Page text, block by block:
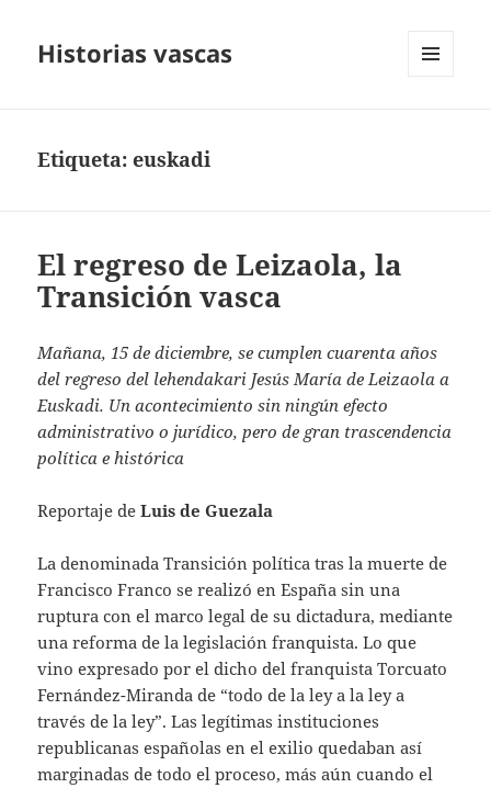
Historias vascas
Etiqueta:euskadi
El regreso de Leizaola, la
Transición vasca
Mañana, 15 de diciembre, se cumplen cuarenta años
del regreso del lehendakari Jesús María de Leizaola a
Euskadi. Un acontecimiento sin ningún efecto
administrativo o jurídico, pero de gran trascendencia
política e histórica
Reportaje deLuis de Guezala
La denominada Transición política tras la muerte de
Francisco Franco se realizó en España sin una
ruptura con el marco legal de su dictadura, mediante
una reforma de la legislación franquista. Lo que
vino expresado por el dicho del franquista Torcuato
Fernández-Miranda de “todo de la ley a la ley a
través de la ley”. Las legítimas instituciones
republicanas españolas en el exilio quedaban así
marginadas de todo el proceso, más aún cuando el